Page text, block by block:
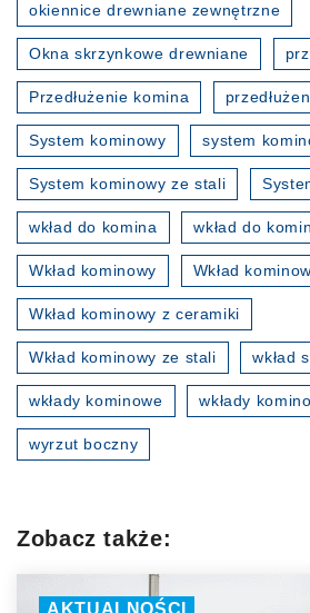
okiennice drewniane zewnętrzne
Okna skrzynkowe drewniane
Przedłużenie komina
System kominowy system
System kominowy ze stali
wkład do komina wkład do
Wkład kominowy Wkład
Wkład kominowy z ceramiki
Wkład kominowy ze stali wkład
wkłady kominowe wkłady
wyrzut boczny
Zobacz także:
AKTUALNOŚCI